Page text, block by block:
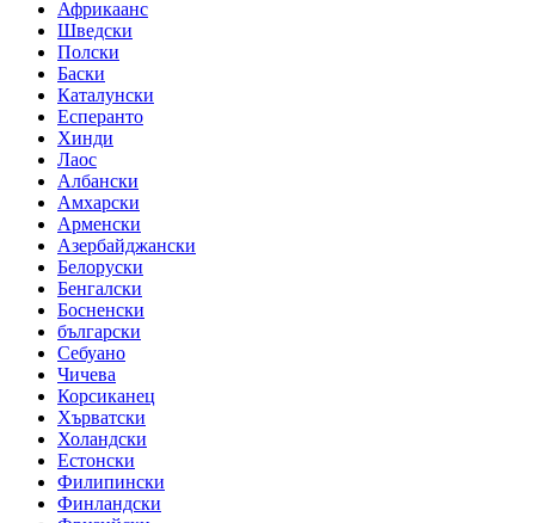
Африкаанс
Шведски
Полски
Баски
Каталунски
Есперанто
Хинди
Лаос
Албански
Амхарски
Арменски
Азербайджански
Белоруски
Бенгалски
Босненски
български
Себуано
Чичева
Корсиканец
Хърватски
Холандски
Естонски
Филипински
Финландски